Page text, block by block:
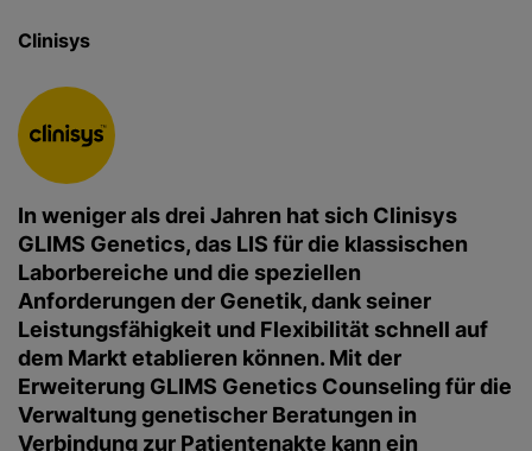
Clinisys
In weniger als drei Jahren hat sich Clinisys
GLIMS Genetics, das LIS für die klassischen
Laborbereiche und die speziellen
Anforderungen der Genetik, dank seiner
Leistungsfähigkeit und Flexibilität schnell auf
dem Markt etablieren können. Mit der
Erweiterung GLIMS Genetics Counseling für die
Verwaltung genetischer Beratungen in
Verbindung zur Patientenakte kann ein